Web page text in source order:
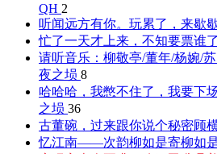
QH 2
听闻远方有你。玩累了，来歇
忙了一天才上来，不知要票谁了
请听音乐：柳敬亭/董年/杨婉/
夜之埙 8
哈哈哈，我憋不住了，我要下
之埙 36
古董碗，过来跟你说个秘密顾
忆江南——次韵柳如是寄柳如